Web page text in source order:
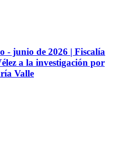
- junio de 2026 | Fiscalía
a la investigación por
Valle